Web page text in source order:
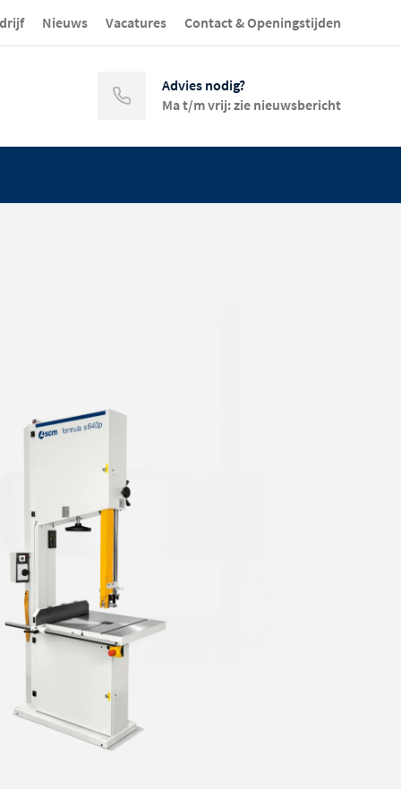
Nieuws Vacatures Contact & Openingstijden
Advies nodig?
Ma t/m vrij: zie nieuwsbericht